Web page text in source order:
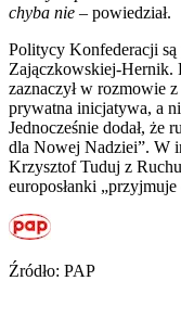
chyba nie – powiedział.
Politycy Konfederacji są
Zajączkowskiej-Hernik.
zaznaczył w rozmowie
prywatna inicjatywa, a
Jednocześnie dodał, że
dla Nowej Nadziei”. W
Krzysztof Tuduj z
europosłanki „przyjmuje
Źródło: PAP